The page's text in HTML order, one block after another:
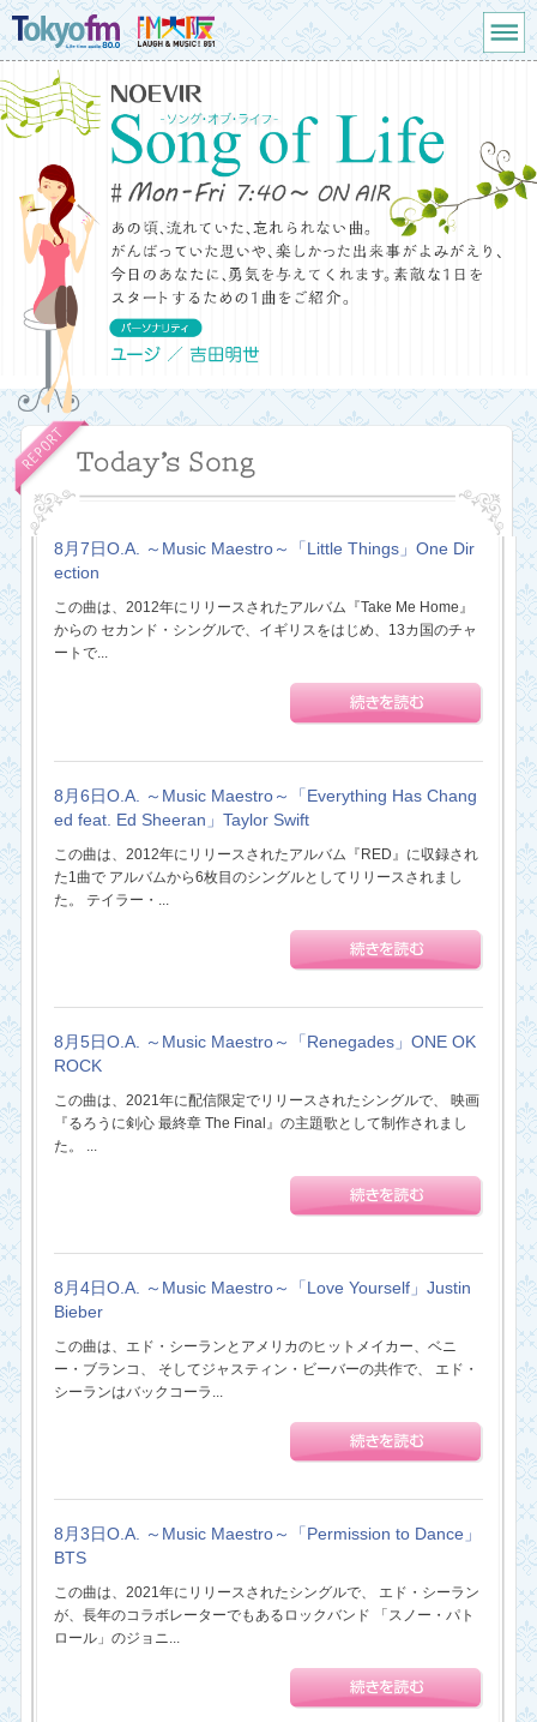
8月7日O.A. ～Music Maestro～「Little Things」One Dir
ection
この曲は、2012年にリリースされたアルバム『Take Me Home』
からの セカンド・シングルで、イギリスをはじめ、13カ国のチャ
ートで...
8月6日O.A. ～Music Maestro～「Everything Has Chang
ed feat. Ed Sheeran」Taylor Swift
この曲は、2012年にリリースされたアルバム『RED』に収録され
た1曲で アルバムから6枚目のシングルとしてリリースされまし
た。 テイラー・...
8月5日O.A. ～Music Maestro～「Renegades」ONE OK
ROCK
この曲は、2021年に配信限定でリリースされたシングルで、 映画
『るろうに剣心 最終章 The Final』の主題歌として制作されまし
た。 ...
8月4日O.A. ～Music Maestro～「Love Yourself」Justin
Bieber
この曲は、エド・シーランとアメリカのヒットメイカー、ベニ
ー・ブランコ、 そしてジャスティン・ビーバーの共作で、 エド・
シーランはバックコーラ...
8月3日O.A. ～Music Maestro～「Permission to Dance」
BTS
この曲は、2021年にリリースされたシングルで、 エド・シーラン
が、長年のコラボレーターでもあるロックバンド 「スノー・パト
ロール」のジョニ...